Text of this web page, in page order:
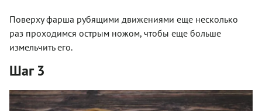
Поверху фарша рубящими движениями еще несколько
раз проходимся острым ножом, чтобы еще больше
измельчить его.
Шаг 3